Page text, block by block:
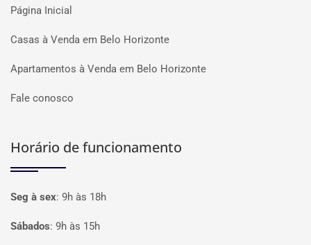
Página Inicial
Casas à Venda em Belo Horizonte
Apartamentos à Venda em Belo Horizonte
Fale conosco
Horário de funcionamento
Seg à sex: 9h às 18h
Sábados: 9h às 15h